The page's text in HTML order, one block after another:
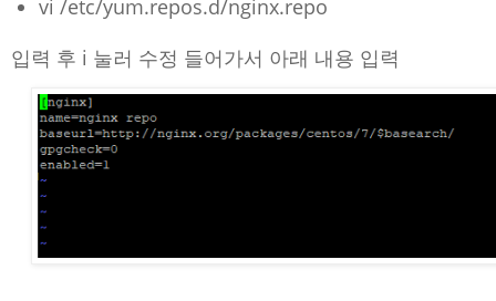
vi /etc/yum.repos.d/nginx.repo
입력 후 i 눌러 수정 들어가서 아래 내용 입력